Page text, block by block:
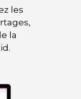
les
la